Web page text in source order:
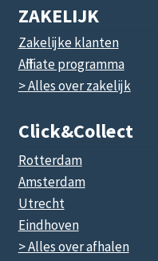
ZAKELIJK
Zakelijke klanten
Affiliate programma
> Alles over zakelijk
Click&collect
Rotterdam
Amsterdam
Utrecht
Eindhoven
> Alles over afhalen